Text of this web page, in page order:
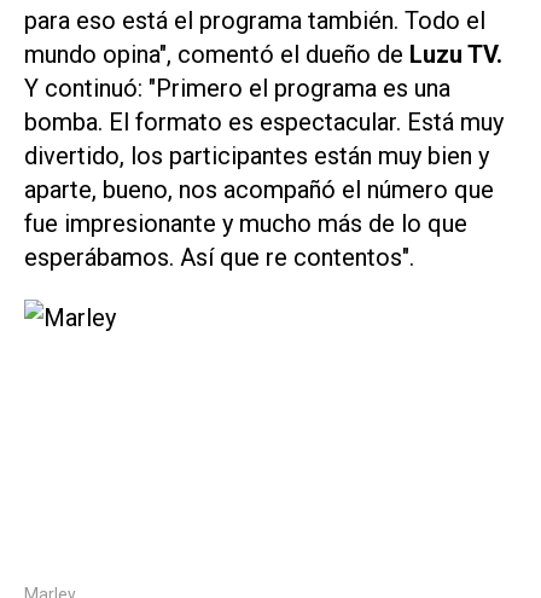
para eso está el programa también. Todo el
mundo opina", comentó el dueño de Luzu TV.
Y continuó: "Primero el programa es una
bomba. El formato es espectacular. Está muy
divertido, los participantes están muy bien y
aparte, bueno, nos acompañó el número que
fue impresionante y mucho más de lo que
esperábamos. Así que re contentos".